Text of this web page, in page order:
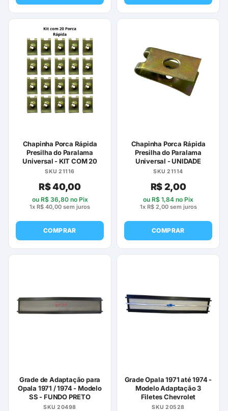
Este
tem
várias
variantes.
As
opções
podem
ser
escolhidas
página
do
produto
Chapinha Porca Rápida
Presilha do Paralama
Universal - KIT COM 20
SKU 21116
R$40,00
ou R$36,80no Pix
1x R$ 40,00 sem juros
COMPRAR
Chapinha Porca Rápida
Presilha do Paralama
Universal - UNIDADE
SKU 21114
R$2,00
ou R$ 1,84 no Pix
1x R$2,00sem juros
COMPRAR
Grade de Adaptação para
Opala 1971 / 1974 - Modelo
SS - FUNDO PRETO
SKU 20498
Grade Opala 1971 até 1974 -
Modelo Adaptação 3
Filetes Chevrolet
SKU 20528